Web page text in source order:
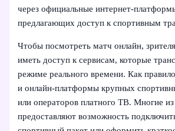
через официальные интернет-
предлагающих доступ к спортивным
Чтобы посмотреть матч онлайн,
иметь доступ к сервисам, которые
режиме реального времени. Как
и онлайн-платформы крупных
или операторов платного ТВ. Многие
предоставляют возможность